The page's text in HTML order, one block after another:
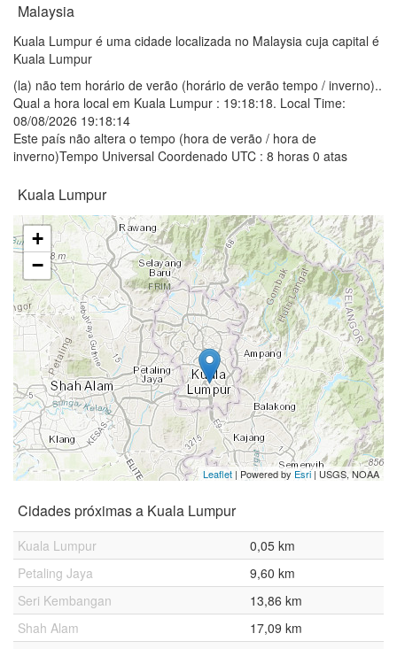
Malaysia
Kuala Lumpur é uma cidade localizada no Malaysia cuja capital é
Kuala Lumpur
(la) não tem horário de verão (horário de verão tempo / inverno)..
Qual a hora local em Kuala Lumpur : 19:18:18. Local Time:
08/08/2026 19:18:14
Este país não altera o tempo (hora de verão / hora de
inverno)Tempo Universal Coordenado UTC : 8 horas 0 atas
Kuala Lumpur
+
−
Leaflet | Powered by Esri| USGS, NOAA
Cidades próximas a Kuala Lumpur
Kuala Lumpur
0,05 km
Petaling Jaya
9,60 km
Seri Kembangan
13,86 km
Shah Alam
17,09 km